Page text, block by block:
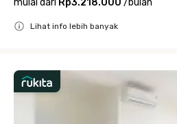
Lihat info lebih banyak